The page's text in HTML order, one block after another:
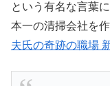
という有名な言葉
本一の清掃会社を
夫氏の奇跡の職場